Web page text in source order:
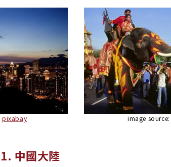
pixabay image source:
1. 中國大陸